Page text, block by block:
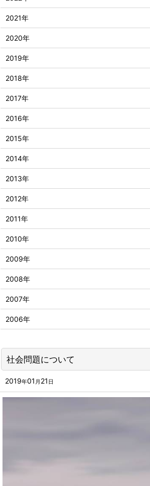
社会問題について
2019年01 月 21 日
2021年
2020年
2019年
2018年
2017年
2016年
2015年
2014年
2013年
2012年
2011年
2010年
2009年
2008年
2007年
2006年